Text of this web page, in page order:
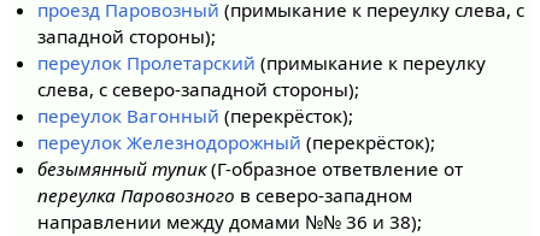
проезд Паровозный (примыкание к переулку слева, с
западной стороны);
переулок Пролетарский (примыкание к переулку
слева, с северо-западной стороны);
переулок Вагонный (перекрёсток);
переулок Железнодорожный (перекрёсток);
безымянный тупик(Г-образное ответвление от
переулка Паровозного в северо-западном
направлении между домами №№ 36 и 38);